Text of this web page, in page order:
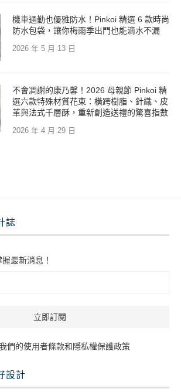
機車通勤也優雅防水！Pinkoi 精選 6 款時尚
防水包袋，讓你梅雨季出門也能滴水不漏
2026 年 5 月 13 日
不會凋謝的康乃馨！2026 母親節 Pinkoi 精
選六款特殊材質花束：橫跨樹脂、針織、皮
革與法式千層酥，重新創造送禮的驚喜指數
2026 年 4 月 29 日
誌
最新消息！
們的使用者條款和隱私權保護政策
設計